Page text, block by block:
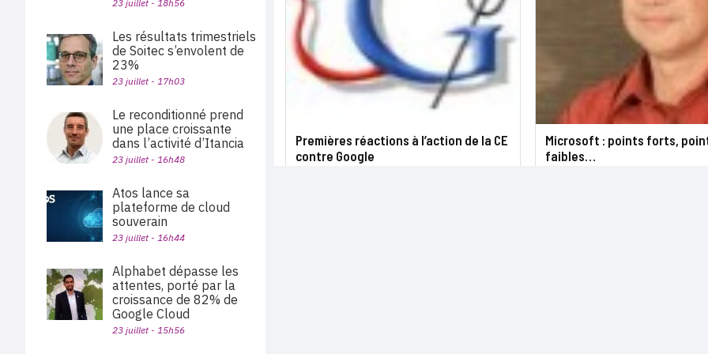
Premières réactions à l’action de la CE
contre Google
Microsoft : points forts,
faibles…
23 juillet - 18h56
Les résultats trimestriels
de Soitec s’envolent de
23%
23 juillet - 17h03
Le reconditionné prend
une place croissante
dans l’activité d’Itancia
23 juillet - 16h48
Atos lance sa
plateforme de cloud
souverain
23 juillet - 16h44
Alphabet dépasse les
attentes, porté par la
croissance de 82% de
Google Cloud
23 juillet - 15h56